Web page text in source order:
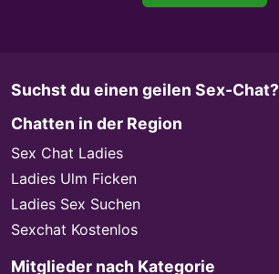
Suchst du einen geilen Sex-Chat?
Chatten in der Region
Sex Chat Ladies
Ladies Ulm Ficken
Ladies Sex Suchen
Sexchat Kostenlos
Mitglieder nach Kategorie